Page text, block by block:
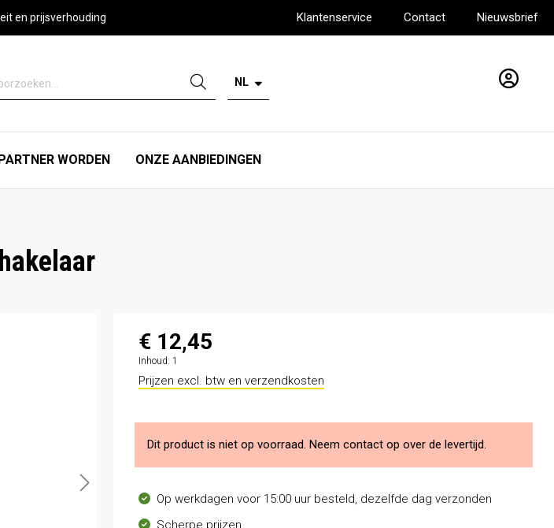
en prijsverhouding Klantenservice Contact Nieuwsbrief
NL
WORDEN ONZE AANBIEDINGEN
€ 12,45
Inhoud: 1
Prijzen excl. btw en verzendkosten
Dit product is niet op voorraad. Neem contact op over de levertijd.
Op werkdagen voor 15:00 uur besteld, dezelfde dag verzonden
Scherpe prijzen